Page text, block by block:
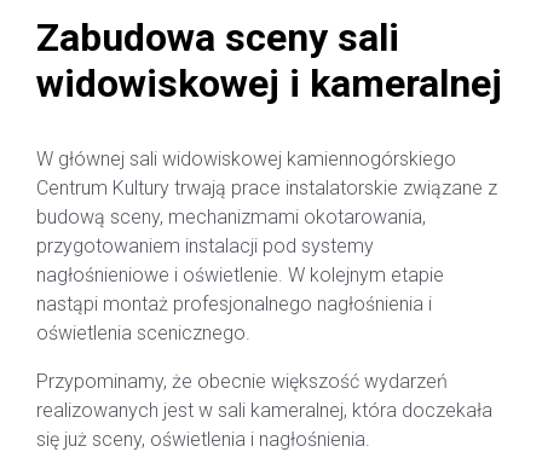
Zabudowa sceny sali
widowiskowej i kameralnej
W głównej sali widowiskowej kamiennogórskiego
Centrum Kultury trwają prace instalatorskie związane z
budową sceny, mechanizmami okotarowania,
przygotowaniem instalacji pod systemy
nagłośnieniowe i oświetlenie. W kolejnym etapie
nastąpi montaż profesjonalnego nagłośnienia i
oświetlenia scenicznego.
Przypominamy, że obecnie większość wydarzeń
realizowanych jest w sali kameralnej, która doczekała
się już sceny, oświetlenia i nagłośnienia.